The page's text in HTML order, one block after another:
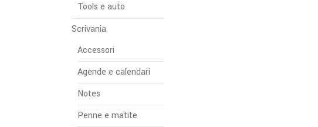
Tools e auto
Scrivania
Accessori
Agende e calendari
Notes
Penne e matite